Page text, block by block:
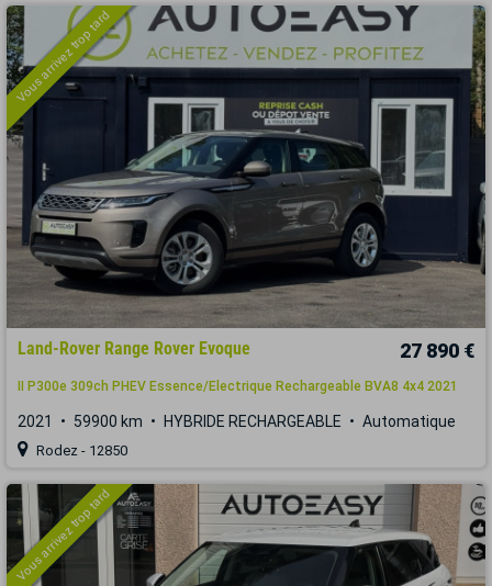
Vous arrivez trop tard
Land-Rover Range Rover Evoque 27 890 €
II P300e 309ch PHEV Essence/Electrique Rechargeable BVA8 4x4 2021
2021 59900 km HYBRIDE RECHARGEABLE Automatique
Rodez - 12850
Vous arrivez trop tard